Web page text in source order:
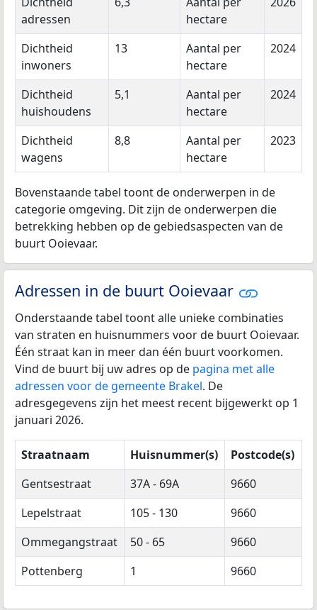
adressen
hectare
Dichtheid
inwoners
13
Aantal per
hectare
2024
Dichtheid
huishoudens
5,1
Aantal per
hectare
2024
Dichtheid
wagens
8,8
Aantal per
hectare
2023
Bovenstaande tabel toont de onderwerpen in de
categorie omgeving. Dit zijn de onderwerpen die
betrekking hebben op de gebiedsaspecten van de
buurt Ooievaar.
Adressen in de buurt Ooievaar
Onderstaande tabel toont alle unieke combinaties
van straten en huisnummers voor de buurt Ooievaar.
Één straat kan in meer dan één buurt voorkomen.
Vind de buurt bij uw adres op de pagina met alle
adressen voor de gemeente Brakel. De
adresgegevens zijn het meest recent bijgewerkt op 1
januari 2026.
Straatnaam Huisnummer(s)
Postcode(s)
Gentsestraat
37A - 69A
9660
Lepelstraat
105 - 130
9660
Ommegangstraat
50 - 65
9660
Pottenberg
1 9660